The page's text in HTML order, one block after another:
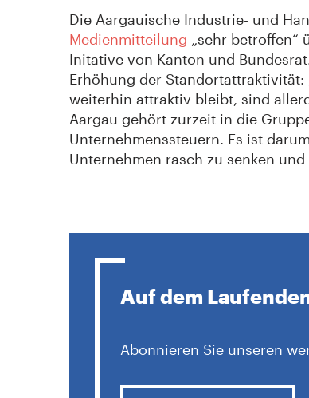
Die Aargauische Industrie- und
Medienmitteilung „sehr betroffen“
Initative von Kanton und
Erhöhung der
weiterhin attraktiv bleibt, sind
Aargau gehört zurzeit in die
Unternehmenssteuern. Es ist
Unternehmen rasch zu senken
Auf dem
Abonnieren Sie unseren